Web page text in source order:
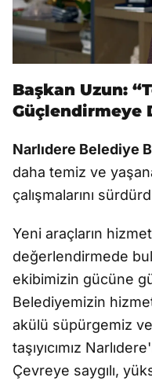
Başkan Uzun:
Güçlendirmeye
Narlıdere Belediye
daha temiz ve
çalışmalarını
Yeni araçların
değerlendirmede
ekibimizin gücüne
Belediyemizin
akülü süpürgemiz
taşıyıcımız
Çevreye saygılı,